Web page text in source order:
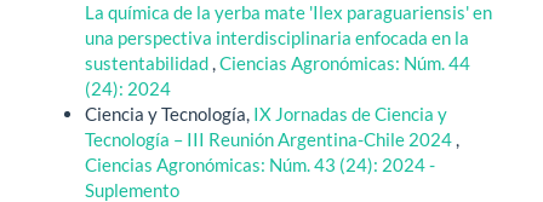
La química de la yerba mate 'Ilex paraguariensis' en
una perspectiva interdisciplinaria enfocada en la
sustentabilidad,Ciencias Agronómicas: Núm. 44
(24): 2024
Ciencia y Tecnología, IX Jornadas de Ciencia y
Tecnología – III Reunión Argentina-Chile 2024,
Ciencias Agronómicas: Núm. 43 (24): 2024 -
Suplemento